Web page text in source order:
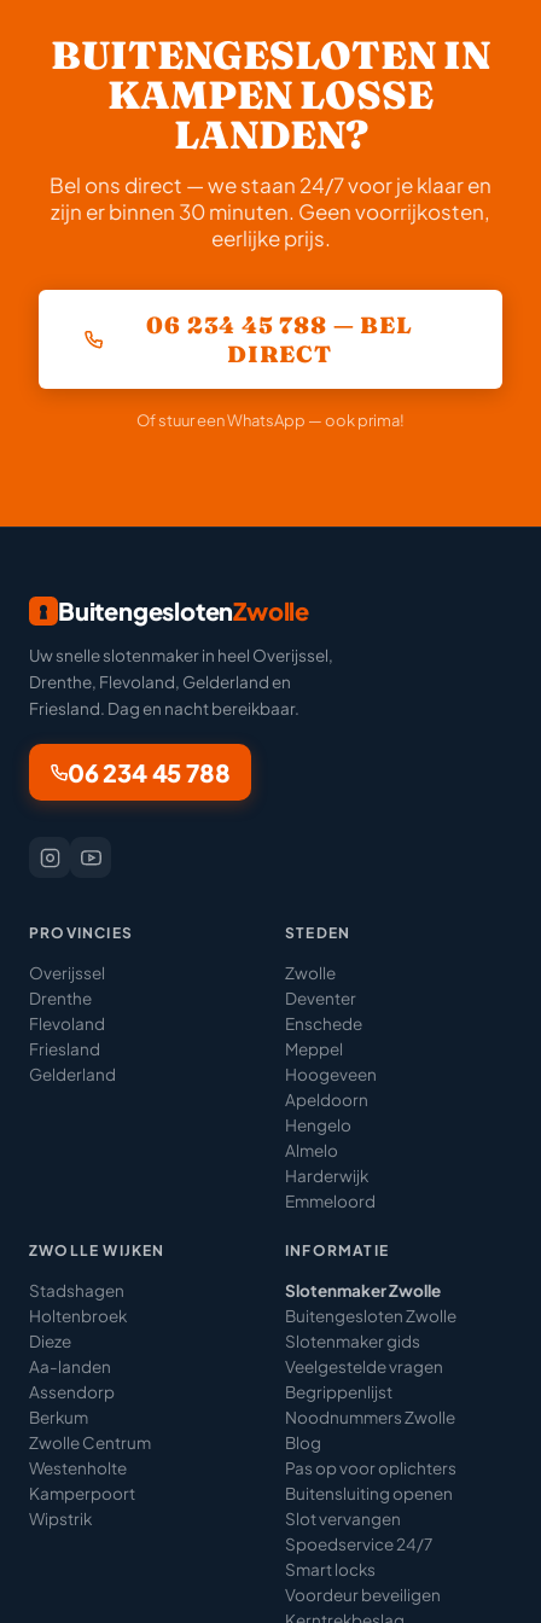
bij u. We communiceren altijd een realistische
verwachte aankomsttijd direct na uw telefoontje.
BUITENGESLOTEN IN
KAMPEN LOSSE
LANDEN?
Bel ons direct — we staan 24/7 voor je klaar en
zijn er binnen 30 minuten. Geen voorrijkosten,
eerlijke prijs.
06 234 45 788 — BEL
DIRECT
Of stuur een WhatsApp — ook prima!
BuitengeslotenZwolle
Uw snelle slotenmaker in heel Overijssel,
Drenthe, Flevoland, Gelderland en
Friesland. Dag en nacht bereikbaar.
06 234 45 788
PROVINCIES
Overijssel
Drenthe
Flevoland
Friesland
Gelderland
STEDEN
Zwolle
Deventer
Enschede
Meppel
Hoogeveen
Apeldoorn
Hengelo
Almelo
Harderwijk
Emmeloord
ZWOLLE WIJKEN
Stadshagen
Holtenbroek
Dieze
Aa-landen
Assendorp
Berkum
Zwolle Centrum
Westenholte
Kamperpoort
Wipstrik
INFORMATIE
Slotenmaker Zwolle
Buitengesloten Zwolle
Slotenmaker gids
Veelgestelde vragen
Begrippenlijst
Noodnummers Zwolle
Blog
Pas op voor oplichters
Buitensluiting openen
Slot vervangen
Spoedservice 24/7
Smart locks
Voordeur beveiligen